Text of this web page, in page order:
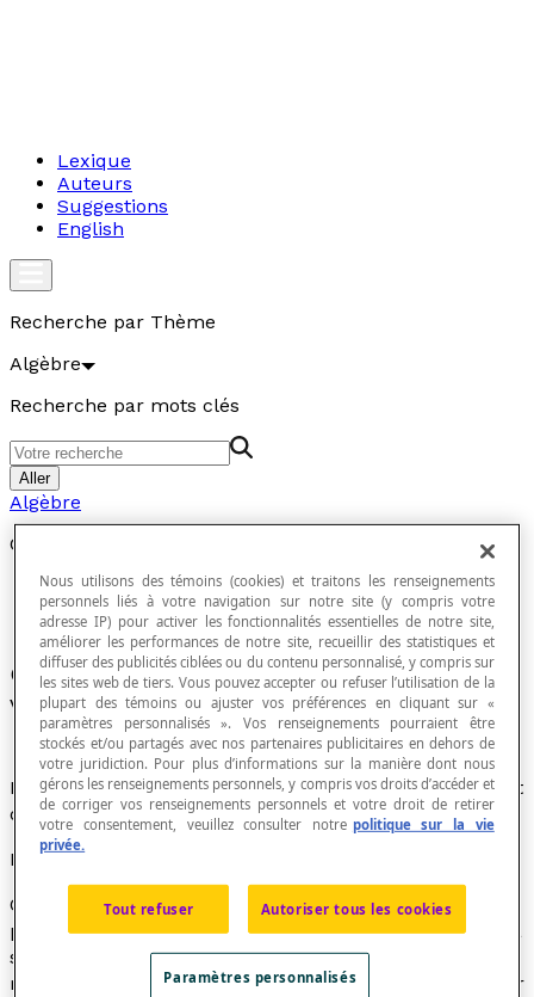
Lexique
Auteurs
Suggestions
English
Recherche par Thème
Algèbre
Recherche par mots clés
Aller
Algèbre
Contrainte
Condition restrictive imposée à une ou des
variables numériques ou géométriques.
L'utilisation de contraintes est essentielle au traitement
de problèmes d'optimisationlinéaire.
Exemple
On prévoit utiliser au total au moins 150 litres de
peinture pour repeindre les classes d’une école dont la
surface totale est évaluée à moins de 500 m². Pour
respecter le code de couleur de l'école, on peut utiliser
Nous utilisons des témoins (cookies) et traitons les renseignements
personnels liés à votre navigation sur notre site (y compris votre
adresse IP) pour activer les fonctionnalités essentielles de notre site,
améliorer les performances de notre site, recueillir des statistiques et
diffuser des publicités ciblées ou du contenu personnalisé, y compris sur
les sites web de tiers. Vous pouvez accepter ou refuser l’utilisation de la
plupart des témoins ou ajuster vos préférences en cliquant sur «
paramètres personnalisés ». Vos renseignements pourraient être
stockés et/ou partagés avec nos partenaires publicitaires en dehors de
votre juridiction. Pour plus d’informations sur la manière dont nous
gérons les renseignements personnels, y compris vos droits d’accéder et
de corriger vos renseignements personnels et votre droit de retirer
votre consentement, veuillez consulter notre politique sur la vie
privée.
Tout refuser Autoriser tous les cookies
Paramètres personnalisés